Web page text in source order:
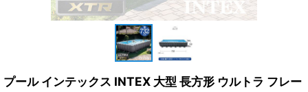
プール インテックス INTEX 大型 長方形 ウルトラ フレー